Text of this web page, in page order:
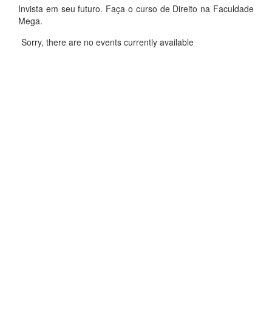
Invista em seu futuro. Faça o curso de Direito na Faculdade
Mega.
Sorry, there are no events currently available